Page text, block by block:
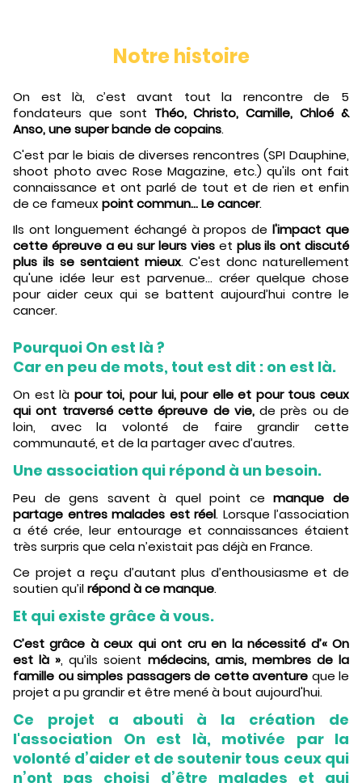
Notre histoire
On est là, c’est avant tout la rencontre de 5
fondateurs que sont Théo, Christo, Camille, Chloé &
Anso, une super bande de copains.
C'est par le biais de diverses rencontres (SPI Dauphine,
shoot photo avec Rose Magazine, etc.) qu'ils ont fait
connaissance et ont parlé de tout et de rien et enfin
de ce fameuxpoint commun... Le cancer.
Ils ont longuement échangé à propos del'impact que
cette épreuve a eu sur leurs vieset plus ils ont discuté
plus ils se sentaient mieux. C'est donc naturellement
qu'une idée leur est parvenue... créer quelque chose
pour aider ceux qui se battent aujourd’hui contre le
cancer.
Pourquoi On est là ?
Car en peu de mots, tout est dit : on est là.
On est là pour toi, pour lui, pour elle et pour tous ceux
qui ont traversé cette épreuve de vie,de près ou de
loin, avec la volonté de faire grandir cette
communauté, et de la partager avec d’autres.
Une association qui répond à un besoin.
Peu de gens savent à quel point cemanque de
partage entres malades est réel. Lorsque l’association
a été crée, leur entourage et connaissances étaient
très surpris que cela n’existait pas déjà en France.
Ce projet a reçu d’autant plus d’enthousiasme et de
soutien qu’ilrépond à ce manque.
Et qui existe grâce à vous.
C’est grâce à ceux qui ont cru en la nécessité d’« On
est là », qu’ils soient médecins, amis, membres de la
famille ou simples passagers de cette aventure que le
projet a pu grandir et être mené à bout aujourd'hui.
Ce projet a abouti à la création de
l'association On est là, motivée par la
volonté d’aider et de soutenir tous ceux qui
n’ont pas choisi d’être malades et qui